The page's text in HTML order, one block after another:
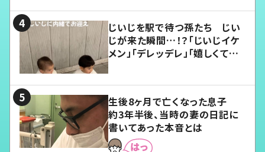
じいじを駅で待つ孫たち じい
じが来た瞬間…！？「じいじイケ
メン」「デレッデレ」「嬉しくて可
生後8ヶ月で亡くなった息子
約3年半後、当時の妻の日記に
書いてあった本音とは